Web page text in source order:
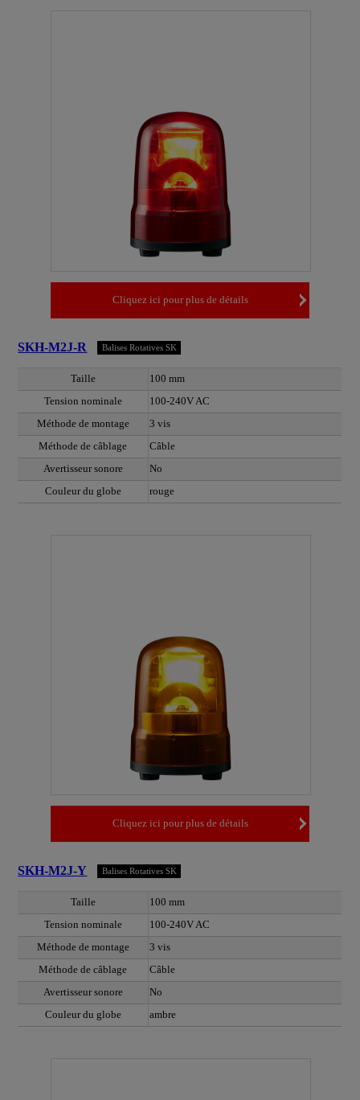
Cliquez ici pour plus de détails
SKH-M2J-R Balises Rotatives SK
Taille
100 mm
Tension nominale
100-240V AC
Méthode de montage
3 vis
Méthode de câblage
Câble
Avertisseur sonore
No
Couleur du globe
rouge
Cliquez ici pour plus de détails
SKH-M2J-Y Balises Rotatives SK
Taille
100 mm
Tension nominale
100-240V AC
Méthode de montage
3 vis
Méthode de câblage
Câble
Avertisseur sonore
No
Couleur du globe
ambre